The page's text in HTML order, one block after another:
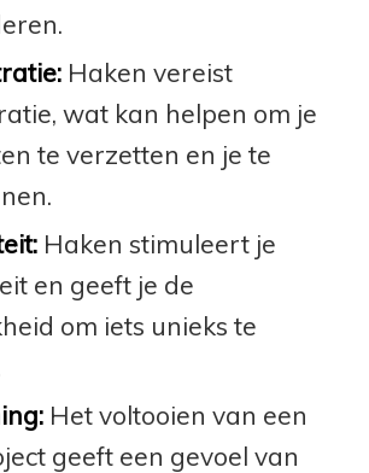
Haken vereist
wat kan helpen om je
te verzetten en je te
Haken stimuleert je
en geeft je de
om iets unieks te
Het voltooien van een
geeft een gevoel van